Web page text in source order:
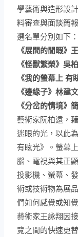
學藝術與造形設
料審查與面談簡
選名單分別如下：
《展間的閒暇》
《怪獸繁榮》吳
《我的螢幕上 有
《邊緣子》林建文
《分岔的情境》
藝術家阮柏遠，
迷眼的光，以此
有眩光》。螢幕
腦、電視與其正
投影機、螢幕、
術或技術物為展
們如何感覺或知
藝術家王詠翔因
覽之間的快速更